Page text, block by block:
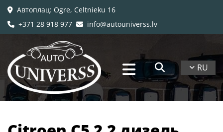
 Автоплац: Ogre, Celtnieku 16
 +371 28 918 977  info@autouniverss.lv
RU